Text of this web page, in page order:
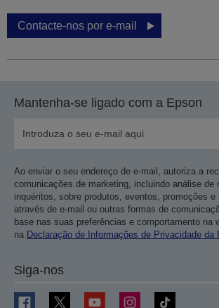
Contacte-nos por e-mail
Mantenha-se ligado com a Epson
Ao enviar o seu endereço de e-mail, autoriza a
comunicações de marketing, incluindo análise de
inquéritos, sobre produtos, eventos, promoções
através de e-mail ou outras formas de
base nas suas preferências e comportamento na
na Declaração de Informações de Privacidade da
Siga-nos